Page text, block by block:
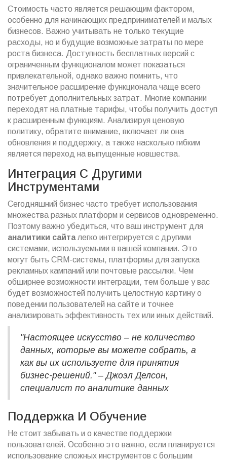
Стоимость часто является решающим фактором,
особенно для начинающих предпринимателей и малых
бизнесов. Важно учитывать не только текущие
расходы, но и будущие возможные затраты по мере
роста бизнеса. Доступность бесплатных версий с
ограниченным функционалом может показаться
привлекательной, однако важно помнить, что
значительное расширение функционала чаще всего
потребует дополнительных затрат. Многие компании
переходят на платные тарифы, чтобы получить доступ
к расширенным функциям. Анализируя ценовую
политику, обратите внимание, включает ли она
обновления и поддержку, а также насколько гибким
является переход на выпущенные новшества.
Интеграция С Другими
Инструментами
Сегодняшний бизнес часто требует использования
множества разных платформ и сервисов одновременно.
Поэтому важно убедиться, что ваш инструмент для
аналитики сайталегко интегрируется с другими
системами, используемыми в вашей компании. Это
могут быть CRM-системы, платформы для запуска
рекламных кампаний или почтовые рассылки. Чем
обширнее возможности интеграции, тем больше у вас
будет возможностей получить целостную картину о
поведении пользователей на сайте и точнее
анализировать эффективность тех или иных действий.
"Настоящее искусство – не количество
данных, которые вы можете собрать, а
как вы их используете для принятия
бизнес-решений." – Джоэл Делсон,
специалист по аналитике данных
Поддержка И Обучение
Не стоит забывать и о качестве поддержки
пользователей. Особенно это важно, если планируется
использование сложных инструментов с большим